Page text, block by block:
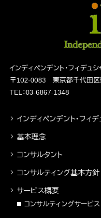
インディペンデント・フィデュ
〒102-0083 東京都千代田
TEL：03-6867-1348
インディペンデント・フィ
基本理念
コンサルタント
コンサルティング基本方針
サービス概要
コンサルティングサービス